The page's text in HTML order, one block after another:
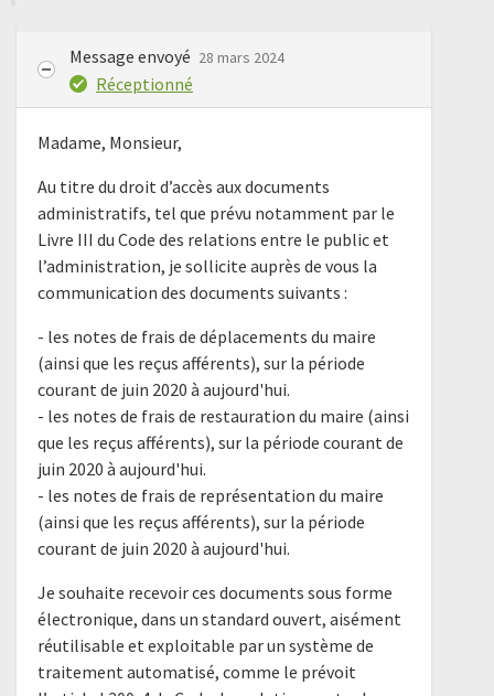
Message envoyé 28 mars 2024
Réceptionné
Madame, Monsieur,
Au titre du droit d’accès aux documents
administratifs, tel que prévu notamment par le
Livre III du Code des relations entre le public et
l’administration, je sollicite auprès de vous la
communication des documents suivants :
- les notes de frais de déplacements du maire
(ainsi que les reçus afférents), sur la période
courant de juin 2020 à aujourd'hui.
- les notes de frais de restauration du maire (ainsi
que les reçus afférents), sur la période courant de
juin 2020 à aujourd'hui.
- les notes de frais de représentation du maire
(ainsi que les reçus afférents), sur la période
courant de juin 2020 à aujourd'hui.
Je souhaite recevoir ces documents sous forme
électronique, dans un standard ouvert, aisément
réutilisable et exploitable par un système de
traitement automatisé, comme le prévoit